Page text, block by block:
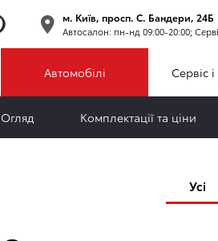
м. Київ, просп. С. Бандери, 24Б
Автосалон: пн-нд 09:00-20:00;
Автомобілі Сервіс
Огляд Комплектації та ціни
Усі